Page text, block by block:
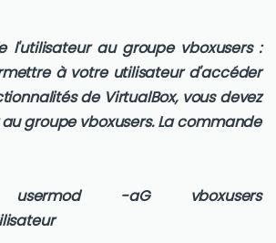
l'utilisateur au groupe vboxusers :
à votre utilisateur d'accéder
de VirtualBox, vous devez
groupe vboxusers. La commande
-aG vboxusers